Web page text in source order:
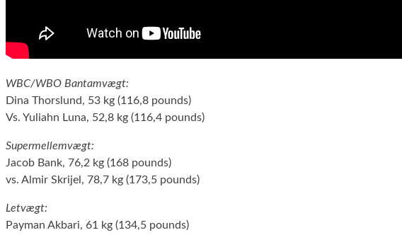
WBC/WBO Bantamvægt:
Dina Thorslund, 53 kg (116,8 pounds)
Vs. Yuliahn Luna, 52,8 kg (116,4 pounds)
Supermellemvægt:
Jacob Bank, 76,2 kg (168 pounds)
vs. Almir Skrijel, 78,7 kg (173,5 pounds)
Letvægt:
Payman Akbari, 61 kg (134,5 pounds)